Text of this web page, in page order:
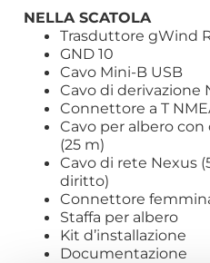
NELLA SCATOLA
Trasduttore gWind
GND 10
Cavo Mini-B USB
Cavo di derivazione
Connettore a T
Cavo per albero
(25 m)
Cavo di rete Nexus
diritto)
Connettore
Staffa per albero
Kit d’installazione
Documentazione